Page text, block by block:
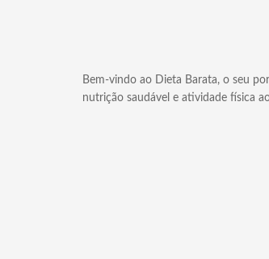
Bem-vindo ao Dieta Barata, o seu
nutrição saudável e atividade física